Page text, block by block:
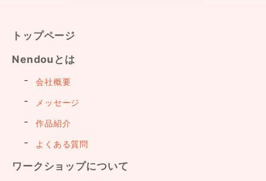
トップページ
Nendouとは
会社概要
メッセージ
作品紹介
よくある質問
ワークショップについて